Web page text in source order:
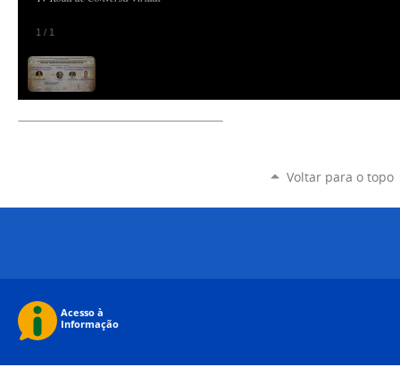
1 / 1
Voltar para o topo